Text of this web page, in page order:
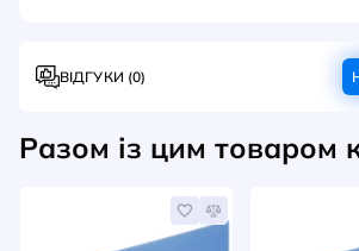
ВІДГУКИ (0)
Разом із цим товаром